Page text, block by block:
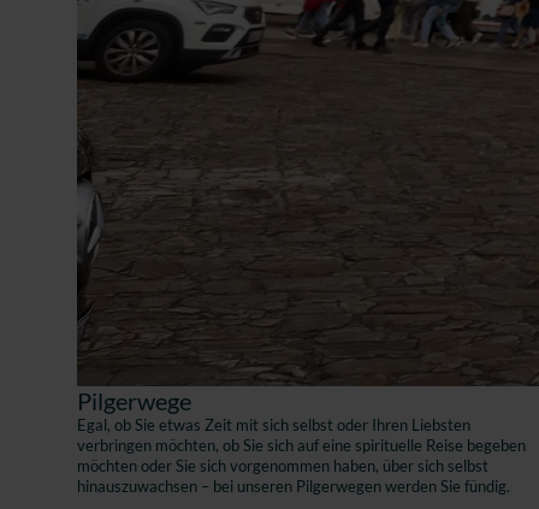
Pilgerwege
Egal, ob Sie etwas Zeit mit sich selbst oder Ihren Liebsten
verbringen möchten, ob Sie sich auf eine spirituelle Reise begeben
möchten oder Sie sich vorgenommen haben, über sich selbst
hinauszuwachsen – bei unseren Pilgerwegen werden Sie fündig.